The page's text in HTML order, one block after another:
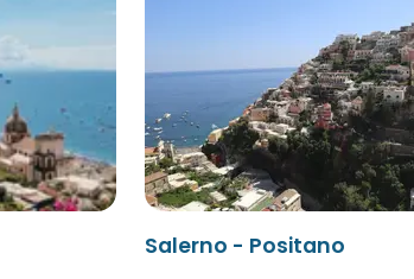
Salerno - Positano